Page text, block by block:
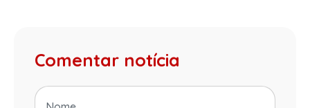
Comentar notícia